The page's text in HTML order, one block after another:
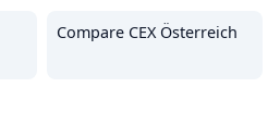
Compare CEX Österreich